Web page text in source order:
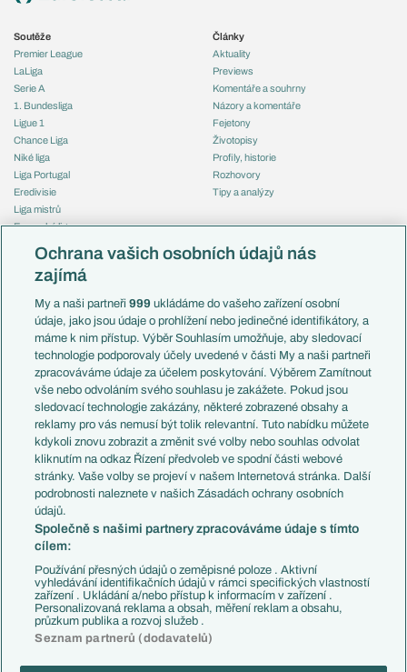
Soutěže
Premier League
LaLiga
Serie A
1. Bundesliga
Ligue 1
Chance Liga
Niké liga
Liga Portugal
Eredivisie
Liga mistrů
Evropská liga
Mistrovství světa
Liga národů
Témata
Představení týmů MS
EuroSkauting
PL v kostce
Evropské koeficienty
Přestupy
Přestupové spekulace
Zranění
Kluby
Arsenal FC
Chelsea FC
Manchester United
AC Milán
Juventus FC
Bayern Mnichov
FC Barcelona
Real Madrid
Články
Aktuality
Previews
Komentáře a souhrny
Názory a komentáře
Fejetony
Životopisy
Profily, historie
Rozhovory
Tipy a analýzy
Česko
Francie
Itálie
Německo
Španělsko
Argentina
Brazílie
Přestupy
Zápasy
Livescore
Tipovací soutěž
Ochrana vašich osobních údajů nás
zajímá
My a naši partneři999 ukládáme do vašeho zařízení osobní
údaje, jako jsou údaje o prohlížení nebo jedinečné identifikátory, a
máme k nim přístup. Výběr Souhlasím umožňuje, aby sledovací
technologie podporovaly účely uvedené v části My a naši partneři
zpracováváme údaje za účelem poskytování. Výběrem Zamítnout
vše nebo odvoláním svého souhlasu je zakážete. Pokud jsou
sledovací technologie zakázány, některé zobrazené obsahy a
reklamy pro vás nemusí být tolik relevantní. Tuto nabídku můžete
kdykoli znovu zobrazit a změnit své volby nebo souhlas odvolat
kliknutím na odkaz Řízení předvoleb ve spodní části webové
stránky. Vaše volby se projeví v našem Internetová stránka. Další
podrobnosti naleznete v našich Zásadách ochrany osobních
údajů.
Společně s našimi partnery zpracováváme údaje s tímto
cílem:
Používání přesných údajů o zeměpisné poloze . Aktivní
vyhledávání identifikačních údajů v rámci specifických vlastností
zařízení . Ukládání a/nebo přístup k informacím v zařízení .
Personalizovaná reklama a obsah, měření reklam a obsahu,
průzkum publika a rozvoj služeb .
Seznam partnerů (dodavatelů)